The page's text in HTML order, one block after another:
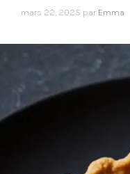
mars 22, 2025 par Emma